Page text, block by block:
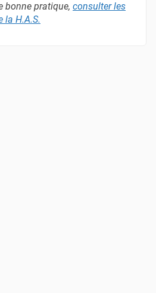
bonne pratique, consulter les
la H.A.S.